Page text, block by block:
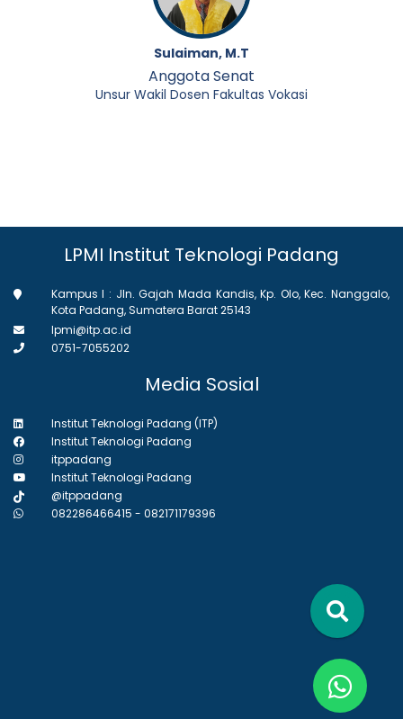
Sulaiman, M.T
Anggota Senat
Unsur Wakil Dosen Fakultas Vokasi
LPMI Institut Teknologi Padang
Kampus I : Jln. Gajah Mada Kandis, Kp. Olo, Kec. Nanggalo,
Kota Padang, Sumatera Barat 25143
lpmi@itp.ac.id
0751-7055202
Media Sosial
Institut Teknologi Padang (ITP)
Institut Teknologi Padang
itppadang
Institut Teknologi Padang
@itppadang
082286466415 - 082171179396